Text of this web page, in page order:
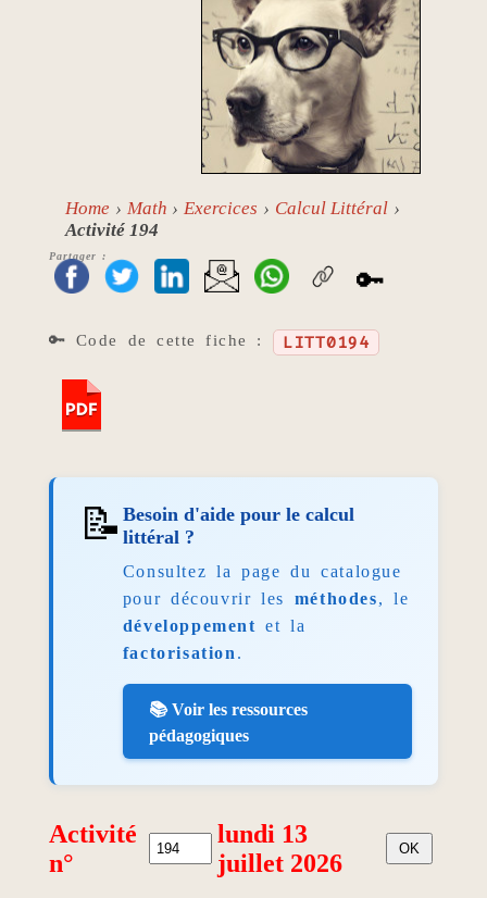
Home Math Exercices
Calcul Littéral
Activité 194
Partager :
🔑
🔑 Code de cette fiche : LITT0194
📝 Besoin d'aide pour le calcul
littéral ?
Consultez la page du catalogue
pour découvrir les méthodes, le
développement et la
factorisation .
📚 Voir les ressources
pédagogiques
Activité
n°
lundi 13
juillet 2026